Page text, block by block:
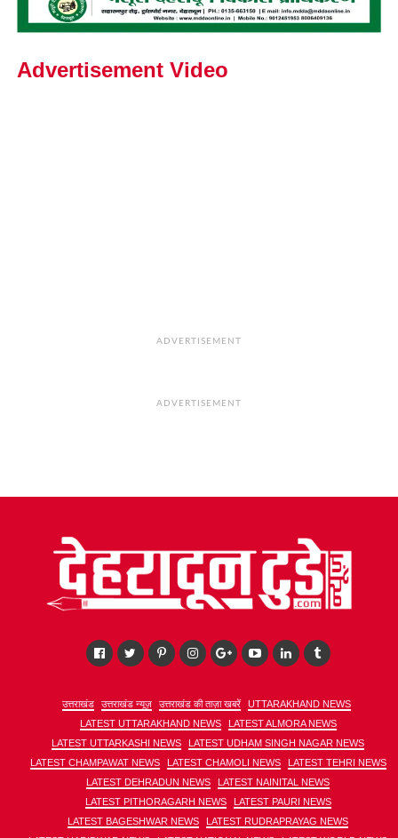
Advertisement Video
ADVERTISEMENT
ADVERTISEMENT
उत्तराखंड उत्तराखंड न्यूज़ उत्तराखंड की ताज़ा खबरें
UTTARAKHAND NEWS
LATEST UTTARAKHAND NEWS
LATEST ALMORA NEWS
LATEST UTTARKASHI NEWS
LATEST UDHAM SINGH NAGAR NEWS
LATEST CHAMPAWAT NEWS
LATEST CHAMOLI NEWS
LATEST TEHRI NEWS
LATEST DEHRADUN NEWS
LATEST NAINITAL NEWS
LATEST PITHORAGARH NEWS
LATEST PAURI NEWS
LATEST BAGESHWAR NEWS
LATEST RUDRAPRAYAG NEWS